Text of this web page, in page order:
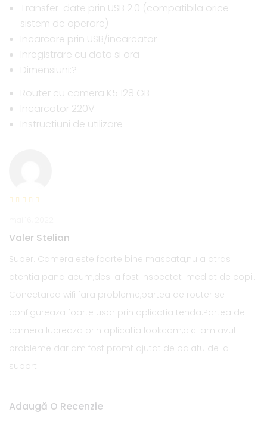
Transfer date prin USB 2.0 (compatibila orice
sistem de operare)
Incarcare prin USB/incarcator
Inregistrare cu data si ora
Dimensiuni:?
Router cu camera K5 128 GB
Incarcator 220V
Instructiuni de utilizare
Valer Stelian
Super. Camera este foarte bine mascata,nu a atras
atentia pana acum,desi a fost inspectat imediat de copii.
Conectarea wifi fara probleme,partea de router se
configureaza foarte usor prin aplicatia tenda.Partea de
camera lucreaza prin aplicatia lookcam,aici am avut
probleme dar am fost promt ajutat de baiatu de la
suport.
Adaugă O Recenzie